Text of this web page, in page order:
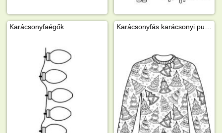
Karácsonyfaégők